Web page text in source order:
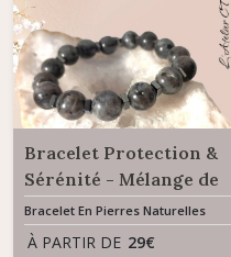
Bracelet Protection &
Sérénité - Mélange de
pierres naturelles
Larvikite et Hématite
Bracelet En Pierres Naturelles
À PARTIR DE 29€